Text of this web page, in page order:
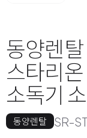
동양렌
스타리
소독기
동양렌탈 SR-